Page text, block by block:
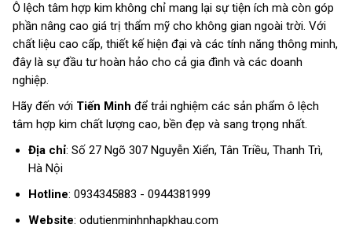
Ô lệch tâm hợp kim không chỉ mang lại sự tiện ích mà còn góp
phần nâng cao giá trị thẩm mỹ cho không gian ngoài trời. Với
chất liệu cao cấp, thiết kế hiện đại và các tính năng thông minh,
đây là sự đầu tư hoàn hảo cho cả gia đình và các doanh
nghiệp.
Hãy đến với Tiến Minh để trải nghiệm các sản phẩm ô lệch
tâm hợp kim chất lượng cao, bền đẹp và sang trọng nhất.
Địa chỉ: Số 27 Ngõ 307 Nguyễn Xiển, Tân Triều, Thanh Trì,
Hà Nội
Hotline: 0934345883 - 0944381999
Website: odutienminhnhapkhau.com